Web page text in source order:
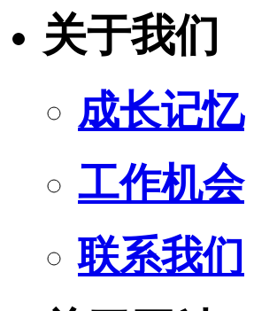
关于我们
成长记忆
工作机会
联系我们